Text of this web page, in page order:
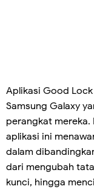
Aplikasi Good
Samsung Galaxy
perangkat
aplikasi ini
dalam
dari mengubah
kunci, hingga